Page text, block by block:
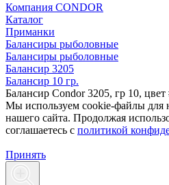
Компания CONDOR
Каталог
Приманки
Балансиры рыболовные
Балансиры рыболовные
Балансир 3205
Балансир 10 гр.
Балансир Condor 3205, гр 10, цвет
Мы используем cookie-файлы для
нашего сайта. Продолжая
соглашаетесь c политикой
Принять